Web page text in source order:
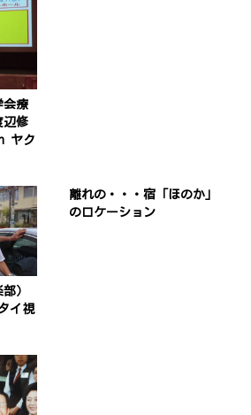
会療
辺修
ヤク
）
イ視
離れの・・・宿「ほのか」
のロケーション